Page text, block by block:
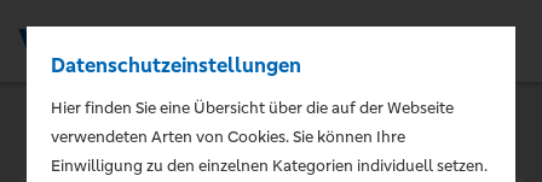
Datenschutzeinstellungen
Hier finden Sie eine Übersicht über die auf der Webseite
verwendeten Arten von Cookies. Sie können Ihre
Einwilligung zu den einzelnen Kategorien individuell setzen.